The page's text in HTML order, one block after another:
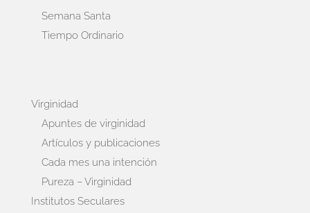
Semana Santa
Tiempo Ordinario
Virginidad
Apuntes de virginidad
Artículos y publicaciones
Cada mes una intención
Pureza – Virginidad
Institutos Seculares